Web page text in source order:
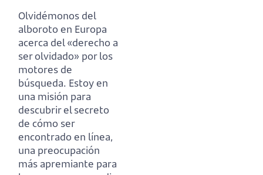
Olvidémonos del
alboroto en Europa
acerca del «derecho a
ser olvidado» por los
motores de
búsqueda. Estoy en
una misión para
descubrir el secreto
de cómo ser
encontrado en línea,
una preocupación
más apremiante para